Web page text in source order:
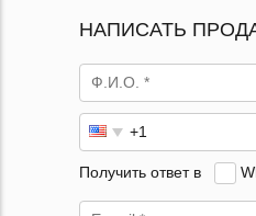
НАПИСАТЬ
Получить ответ в